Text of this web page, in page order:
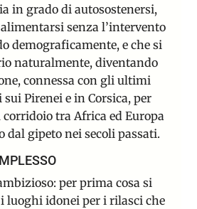
in grado di autosostenersi,
senza l’intervento
demograficamente, e che si
naturalmente, diventando
connessa con gli ultimi
Pirenei e in Corsica, per
tra Africa ed Europa
dal gipeto nei secoli passati.
per prima cosa si
luoghi idonei per i rilasci che